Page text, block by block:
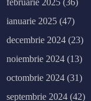
februarie 2025 (36)
ianuarie 2025 (47)
decembrie 2024 (23)
noiembrie 2024 (13)
octombrie 2024 (31)
septembrie 2024 (42)